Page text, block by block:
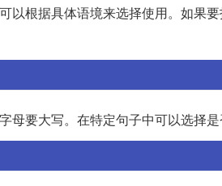
以根据具体语境来选择使用。如果
要大写。在特定句子中可以选择是